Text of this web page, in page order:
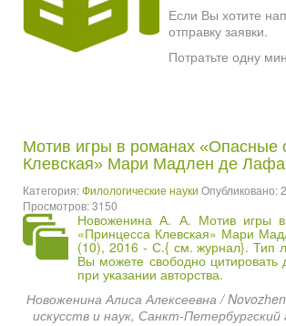
Если Вы хотите
отправку заявки.
Потратьте одну
Мотив игры в романах «Опасные
Клевская» Мари Мадлен де
Категория:Филологические науки Опубликовано:
Просмотров: 3150
Новоженина А. А. Мотив игры
«Принцесса Клевская» Мари
(10), 2016 - С.{ см. журнал}. Тип
Вы можете свободно
при указании авторства.
Новоженина Алиса Алексеевна /
искусств и наук, Санкт-